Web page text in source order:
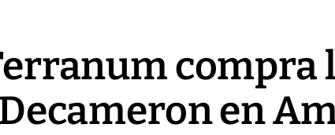
compra
en